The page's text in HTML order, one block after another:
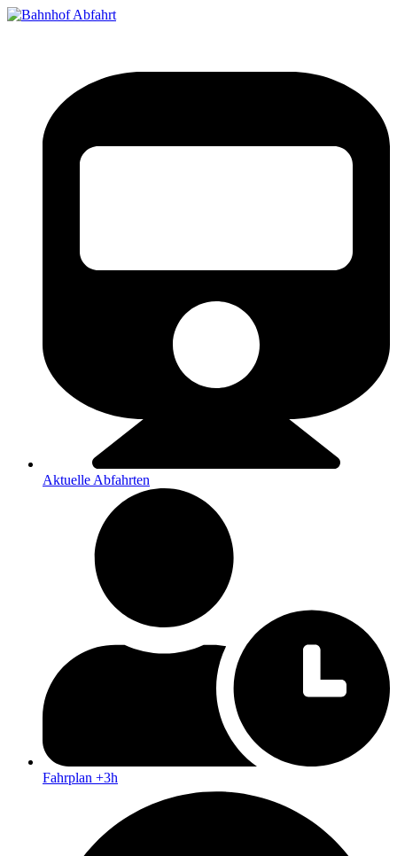
Aktuelle Abfahrten
Fahrplan +3h